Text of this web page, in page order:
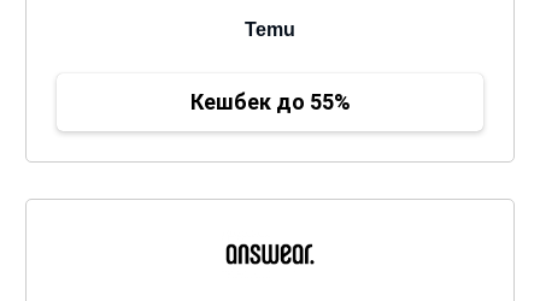
Temu
Кешбек до 55%